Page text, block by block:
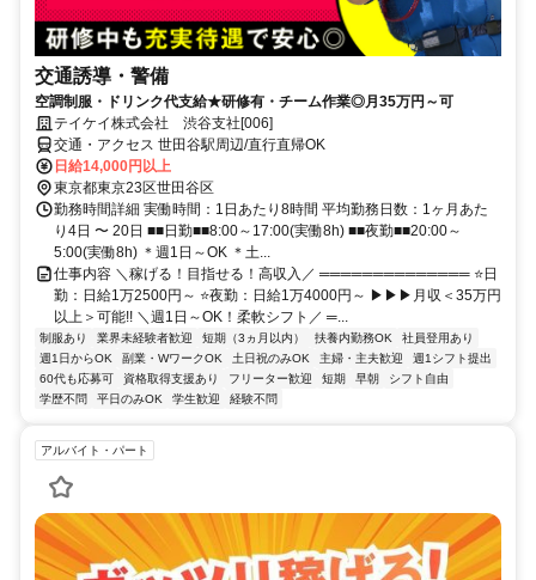
交通誘導・警備
空調制服・ドリンク代支給★研修有・チーム作業◎月35万円～可
テイケイ株式会社 渋谷支社[006]
交通・アクセス 世田谷駅周辺/直行直帰OK
日給14,000円以上
東京都東京23区世田谷区
勤務時間詳細 実働時間：1日あたり8時間 平均勤務日数：1ヶ月あた
り4日 〜 20日 ■■日勤■■8:00～17:00(実働8h) ■■夜勤■■20:00～
5:00(実働8h) ＊週1日～OK ＊土...
仕事内容 ＼稼げる！目指せる！高収入／ ══════════════ ⭐日
勤：日給1万2500円～ ⭐夜勤：日給1万4000円～ ▶▶▶月収＜35万円
以上＞可能!! ＼週1日～OK！柔軟シフト／ ═...
制服あり 業界未経験者歓迎 短期（3ヵ月以内） 扶養内勤務OK
社員登用あり
週1日からOK
副業・WワークOK 土日祝のみOK 主婦・主夫歓迎
週1シフト提出
60代も応募可
資格取得支援あり フリーター歓迎 短期 早朝
シフト自由
学歴不問
平日のみOK 学生歓迎 経験不問
アルバイト・パート